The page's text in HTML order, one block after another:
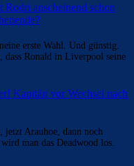
Rodri anscheinend schon
erste Wahl. Und günstig.
Ronald in Liverpool seine
Kapitän vor Wechsel nach
jetzt Arauhoe, dann noch
man das Deadwood los.